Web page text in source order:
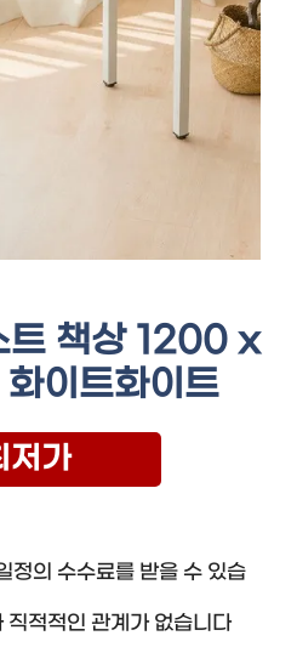
트 책상 1200 x
이트화이트
저가
정의 수수료를 받을 수 있습
직적적인 관계가 없습니다